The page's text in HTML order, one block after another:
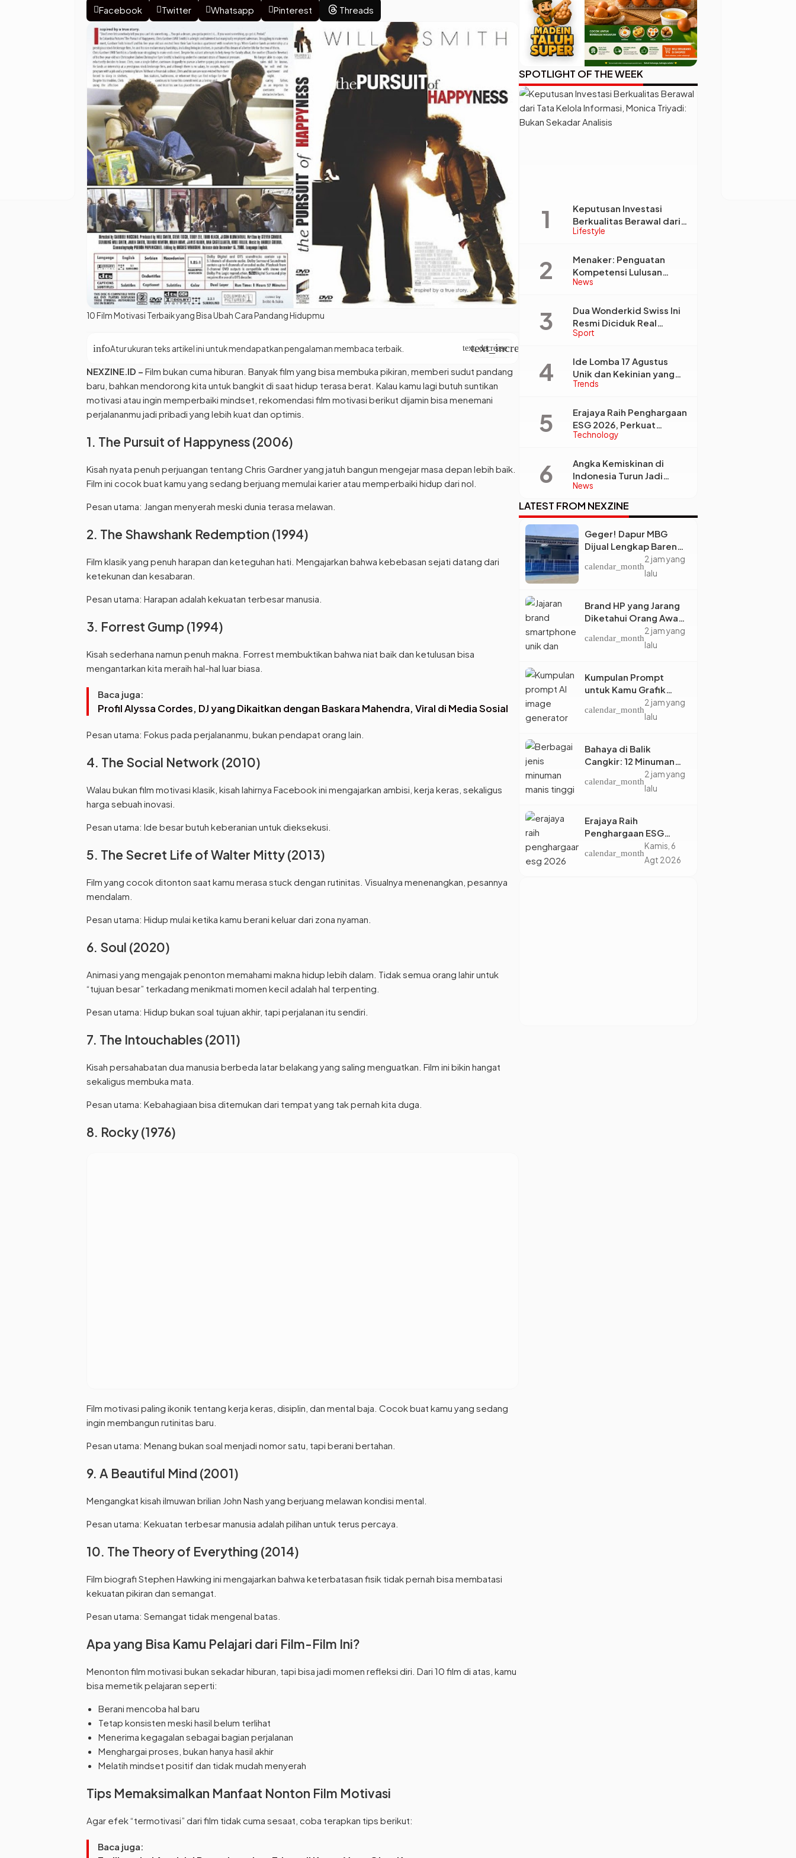
Facebook
Twitter Whatsapp Pinterest Threads
10 Film Motivasi Terbaik yang Bisa Ubah Cara Pandang Hidupmu
infoAtur ukuran teks artikel ini untuk mendapatkan pengalaman membaca terbaik. text_decrease
text_increase
NEXZINE.ID – Film bukan cuma hiburan. Banyak film yang bisa membuka pikiran, memberi sudut pandang
baru, bahkan mendorong kita untuk bangkit di saat hidup terasa berat. Kalau kamu lagi butuh suntikan
motivasi atau ingin memperbaiki mindset, rekomendasi film motivasi berikut dijamin bisa menemani
perjalananmu jadi pribadi yang lebih kuat dan optimis.
1. The Pursuit of Happyness (2006)
Kisah nyata penuh perjuangan tentang Chris Gardner yang jatuh bangun mengejar masa depan lebih baik.
Film ini cocok buat kamu yang sedang berjuang memulai karier atau memperbaiki hidup dari nol.
Pesan utama: Jangan menyerah meski dunia terasa melawan.
2. The Shawshank Redemption (1994)
Film klasik yang penuh harapan dan keteguhan hati. Mengajarkan bahwa kebebasan sejati datang dari
ketekunan dan kesabaran.
Pesan utama: Harapan adalah kekuatan terbesar manusia.
3. Forrest Gump (1994)
Kisah sederhana namun penuh makna. Forrest membuktikan bahwa niat baik dan ketulusan bisa
mengantarkan kita meraih hal-hal luar biasa.
Baca juga:
Profil Alyssa Cordes, DJ yang Dikaitkan dengan Baskara Mahendra, Viral di Media Sosial
Pesan utama: Fokus pada perjalananmu, bukan pendapat orang lain.
4. The Social Network (2010)
Walau bukan film motivasi klasik, kisah lahirnya Facebook ini mengajarkan ambisi, kerja keras, sekaligus
harga sebuah inovasi.
Pesan utama: Ide besar butuh keberanian untuk dieksekusi.
5. The Secret Life of Walter Mitty (2013)
Film yang cocok ditonton saat kamu merasa stuck dengan rutinitas. Visualnya menenangkan, pesannya
mendalam.
Pesan utama: Hidup mulai ketika kamu berani keluar dari zona nyaman.
6. Soul (2020)
Animasi yang mengajak penonton memahami makna hidup lebih dalam. Tidak semua orang lahir untuk
“tujuan besar” terkadang menikmati momen kecil adalah hal terpenting.
Pesan utama: Hidup bukan soal tujuan akhir, tapi perjalanan itu sendiri.
7. The Intouchables (2011)
Kisah persahabatan dua manusia berbeda latar belakang yang saling menguatkan. Film ini bikin hangat
sekaligus membuka mata.
Pesan utama: Kebahagiaan bisa ditemukan dari tempat yang tak pernah kita duga.
8. Rocky (1976)
Film motivasi paling ikonik tentang kerja keras, disiplin, dan mental baja. Cocok buat kamu yang sedang
ingin membangun rutinitas baru.
Pesan utama: Menang bukan soal menjadi nomor satu, tapi berani bertahan.
9. A Beautiful Mind (2001)
Mengangkat kisah ilmuwan brilian John Nash yang berjuang melawan kondisi mental.
Pesan utama: Kekuatan terbesar manusia adalah pilihan untuk terus percaya.
10. The Theory of Everything (2014)
Film biografi Stephen Hawking ini mengajarkan bahwa keterbatasan fisik tidak pernah bisa membatasi
kekuatan pikiran dan semangat.
Pesan utama: Semangat tidak mengenal batas.
Apa yang Bisa Kamu Pelajari dari Film-Film Ini?
Menonton film motivasi bukan sekadar hiburan, tapi bisa jadi momen refleksi diri. Dari 10 film di atas, kamu
bisa memetik pelajaran seperti:
Berani mencoba hal baru
Tetap konsisten meski hasil belum terlihat
Menerima kegagalan sebagai bagian perjalanan
Menghargai proses, bukan hanya hasil akhir
Melatih mindset positif dan tidak mudah menyerah
Tips Memaksimalkan Manfaat Nonton Film Motivasi
Agar efek “termotivasi” dari film tidak cuma sesaat, coba terapkan tips berikut:
Baca juga:
SPOTLIGHT OF THE WEEK
Lifestyle
Keputusan Investasi
Berkualitas Berawal dari
Tata Kelola Informasi,
Sekadar Analisis
News
Menaker: Penguatan
Kompetensi Lulusan
Perguruan Tinggi Jadi
Kebutuhan Dunia Kerja
Sport
Dua Wonderkid Swiss Ini
Resmi Diciduk Real
Madrid dan Juventus,
Eropa
Trends
Ide Lomba 17 Agustus
Unik dan Kekinian yang
Dijamin Bikin Suasana
Technology
Erajaya Raih Penghargaan
ESG 2026, Perkuat
Circular Economy Lewat
Berkelanjutan
News
Angka Kemiskinan di
Indonesia Turun Jadi
22,93 Juta Orang, Tapi
Kenapa Ketimpangan
Desa dan Kota Malah
Makin Lebar?
LATEST FROM NEXZINE
Geger! Dapur MBG
Dijual Lengkap Bareng
Staf di Sosmed,
Netizen auto Syok
calendar_month
2 jam yang
lalu
Brand HP yang Jarang
Diketahui Orang Awam
tapi Canggihnya
Kebangetan
calendar_month
2 jam yang
lalu
Kumpulan Prompt
untuk Kamu Grafik
Desainer: Bikin
Workflow Kreatif Jadi
calendar_month
2 jam yang
lalu
Bahaya di Balik
Cangkir: 12 Minuman
Berbahaya untuk
Kesehatan yang Wajib
calendar_month
2 jam yang
lalu
Erajaya Raih
Penghargaan ESG
2026, Perkuat Circular
Economy Lewat
calendar_month
Kamis, 6
Agt 2026